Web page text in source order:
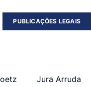
PUBLICAÇÕES LEGAIS
Jura Arruda